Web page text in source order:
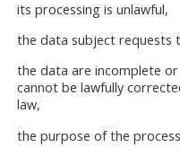
its processing is unlawful,
the data subject requests
the data are incomplete
cannot be lawfully
law,
the purpose of the